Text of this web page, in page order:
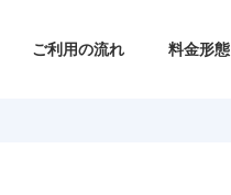
ご利用の流れ 料金形態